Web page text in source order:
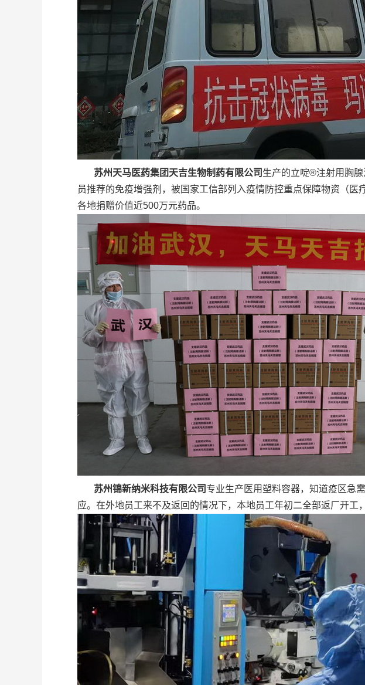
苏州天马医药集团天吉生物制药有限公司 生产的立啶®注射用胸
员推荐的免疫增强剂，被国家工信部列入疫情防控重点保障物资（
各地捐赠价值近500万元药品。
苏州锦新纳米科技有限公司 专业生产医用塑料容器，知道疫区急
应。在外地员工来不及返回的情况下，本地员工年初二全部返厂开